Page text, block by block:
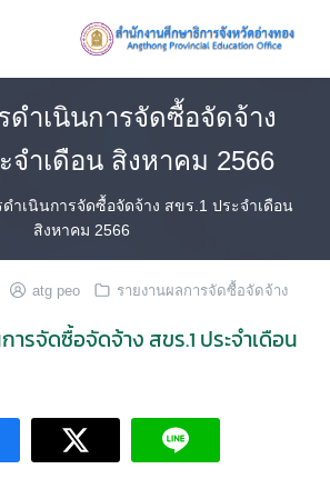
ดำเนินการจัดซื้อจัดจ้าง
จำเดือน สิงหาคม 2566
ำเนินการจัดซื้อจัดจ้าง สขร.1 ประจำเดือน
สิงหาคม 2566
atg peo รายงานผลการจัดซื้อจัดจ้าง
รจัดซื้อจัดจ้าง สขร.1 ประจำเดือน